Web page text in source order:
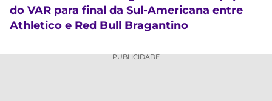
do VAR para final da Sul-Americana entre
Athletico e Red Bull Bragantino
PUBLICIDADE